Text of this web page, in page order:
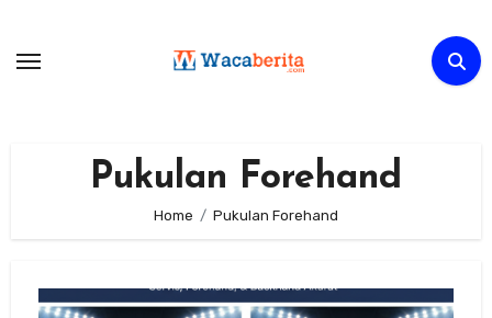
content
Pukulan Forehand
Home Pukulan Forehand